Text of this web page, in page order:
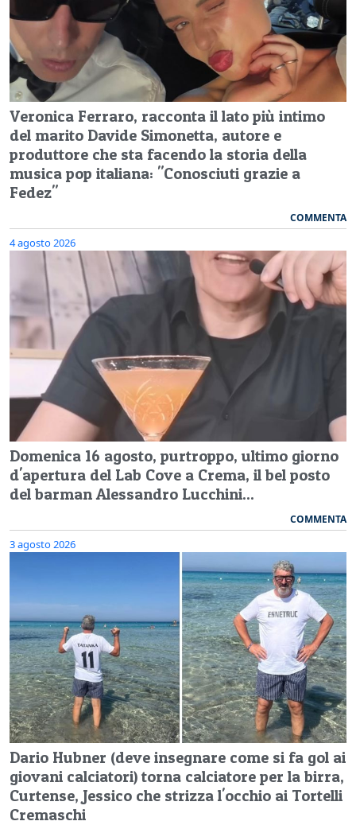
Veronica Ferraro, racconta il lato più intimo
del marito Davide Simonetta, autore e
produttore che sta facendo la storia della
musica pop italiana: "Conosciuti grazie a
Fedez"
COMMENTA
4 agosto 2026
Domenica 16 agosto, purtroppo, ultimo giorno
d'apertura del Lab Cove a Crema, il bel posto
del barman Alessandro Lucchini...
COMMENTA
3 agosto 2026
Dario Hubner (deve insegnare come si fa gol ai
giovani calciatori) torna calciatore per la birra,
Curtense, Jessico che strizza l'occhio ai Tortelli
Cremaschi